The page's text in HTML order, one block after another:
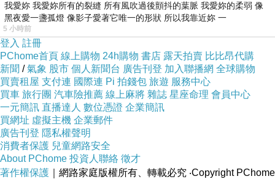
亞、各國華橋等其它外國朋友，暫時無法配送。
等來台灣玩，蔥媽媽再請客喔！
【產品保固/售後服務】
生鮮食品一經出貨，就無法退貨。為追求環保，
蔥媽媽不使用保麗龍產品包裝，若夏季時宅配運
送過程導致失溫等瑕疵，請12小時內立即致電，
蔥媽媽會為您處理到好的，請放心享用。
我愛妳 我愛妳所有的裂縫 所有風吹過後顫抖的葉脈 我愛妳的柔弱 像
黑夜愛一盞孤燈 像影子愛著它唯一的形狀 所以我靠近妳 一
5 小時前
登入 註冊
PChome首頁 線上購物 24h購物 書店 露天拍賣 比比昂代購
新聞 /氣象 股市 個人新聞台 廣告刊登 加入聯播網 全球購物
買賣租屋 支付連 國際連 Pi 拍錢包 旅遊 服務中心
買車 旅行團 汽車險推薦 線上麻將 雜誌 星座命理 會員中心
一元簡訊 直播達人 數位憑證 企業簡訊
買網址 虛擬主機 企業郵件
廣告刊登 隱私權聲明
消費者保護 兒童網路安全
About PChome 投資人聯絡 徵才
著作權保護 ｜網路家庭版權所有、轉載必究 ‧Copyright PChome